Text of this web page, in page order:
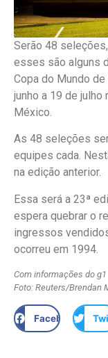
Serão 48
esses são alguns
Copa do Mundo
junho a 19 de julho
México.
As 48 seleções
equipes cada.
na edição anterior.
Essa será a 23ª
espera quebrar o
ingressos
ocorreu em 1994.
Com informações do g1
Foto: Reuters/Brendan
Facebook